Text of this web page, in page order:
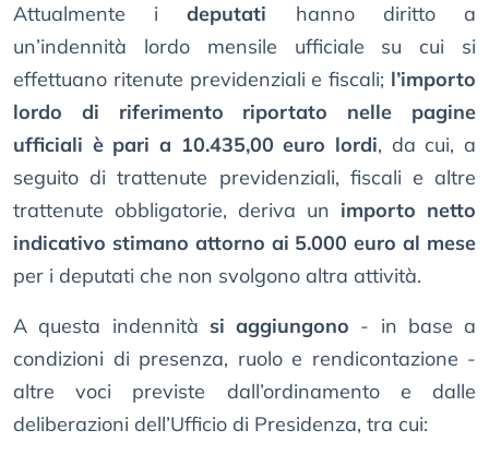
Attualmente ideputati hanno diritto a
un’indennità lordo mensile ufficiale su cui si
effettuano ritenute previdenziali e fiscali; l’importo
lordo di riferimento riportato nelle pagine
ufficiali è pari a 10.435,00 euro lordi, da cui, a
seguito di trattenute previdenziali, fiscali e altre
trattenute obbligatorie, deriva un importo netto
indicativo stimano attorno ai 5.000 euro al mese
per i deputati che non svolgono altra attività.
A questa indennità si aggiungono - in base a
condizioni di presenza, ruolo e rendicontazione -
altre voci previste dall’ordinamento e dalle
deliberazioni dell’Ufficio di Presidenza, tra cui: